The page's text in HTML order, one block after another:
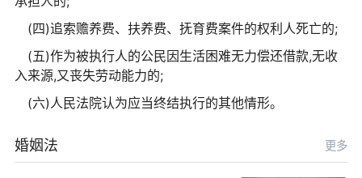
(四)追索赡养费、扶养费、抚育费案件的权利人死亡的;
(五)作为被执行人的公民因生活困难无力偿还借款,无收
入来源,又丧失劳动能力的;
(六)人民法院认为应当终结执行的其他情形。
婚姻法 更多